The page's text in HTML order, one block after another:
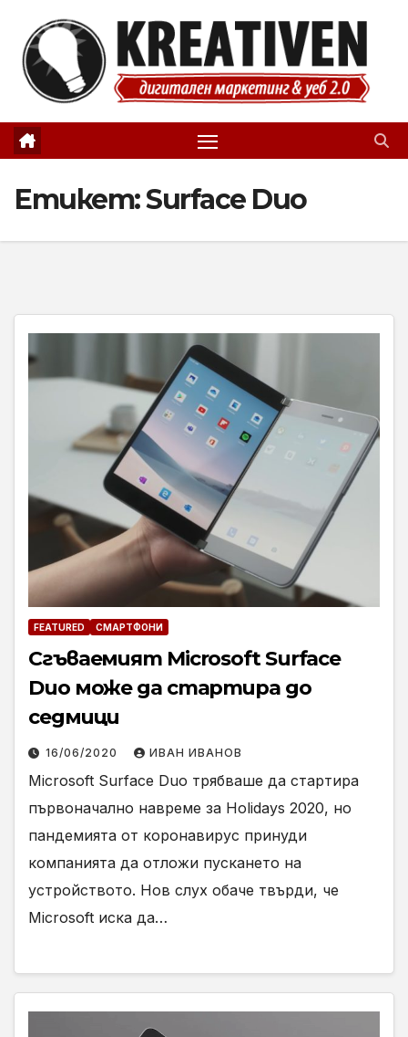
content
Етикет:Surface Duo
FEATURED СМАРТФОНИ
Сгъваемият Microsoft Surface
Duo може да стартира до
седмици
16/06/2020 ИВАН ИВАНОВ
Microsoft Surface Duo трябваше да стартира
първоначално навреме за Holidays 2020, но
пандемията от коронавирус принуди
компанията да отложи пускането на
устройството. Нов слух обаче твърди, че
Microsoft иска да…